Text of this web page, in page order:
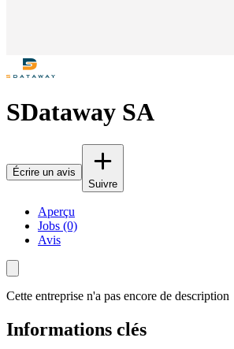
SDataway SA
Écrire un avis
Suivre
Aperçu
Jobs (0)
Avis
Cette entreprise n'a pas encore de description
Informations clés